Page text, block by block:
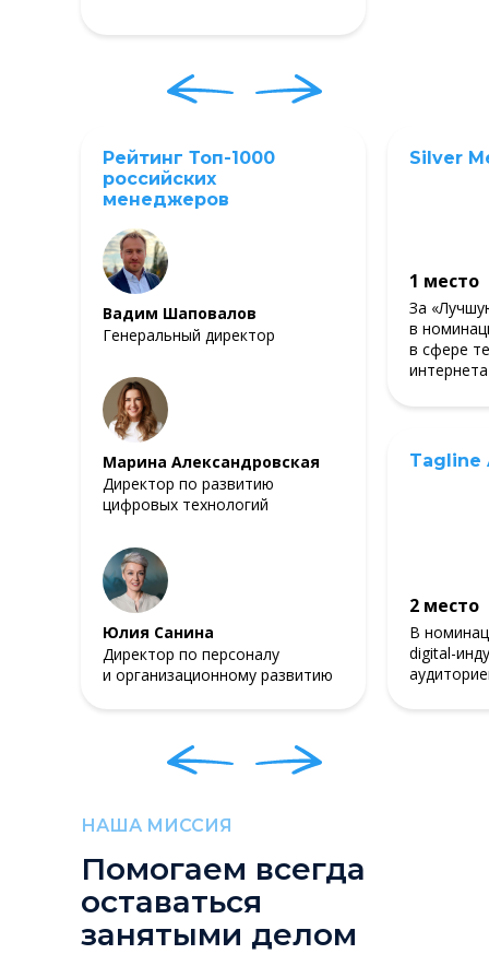
Silver
1 место
За
в
в сфере
Рейтинг Топ-1000
российских
менеджеров
Вадим Шаповалов
Генеральный директор
Марина Александровская
Директор по развитию
цифровых технологий
Юлия Санина
Директор по персоналу
и организационному развитию
Tagline
2 место
В
digital-
НАША МИССИЯ
Помогаем всегда
оставаться
занятыми делом